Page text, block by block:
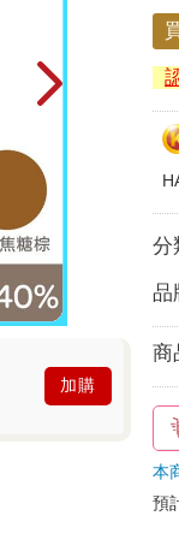
加購
分
品
商
本
預